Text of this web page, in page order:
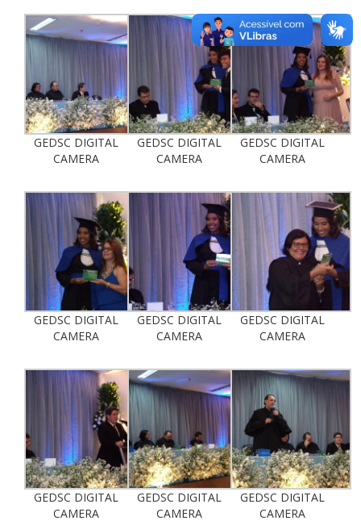
GEDSC DIGITAL
CAMERA
GEDSC DIGITAL
CAMERA
GEDSC DIGITAL
CAMERA
GEDSC DIGITAL
CAMERA
GEDSC DIGITAL
CAMERA
GEDSC DIGITAL
CAMERA
GEDSC DIGITAL
CAMERA
GEDSC DIGITAL
CAMERA
GEDSC DIGITAL
CAMERA